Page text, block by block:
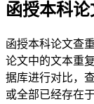
函授本科
函授本科论文查
论文中的文本重
据库进行对比，
或全部已经存在